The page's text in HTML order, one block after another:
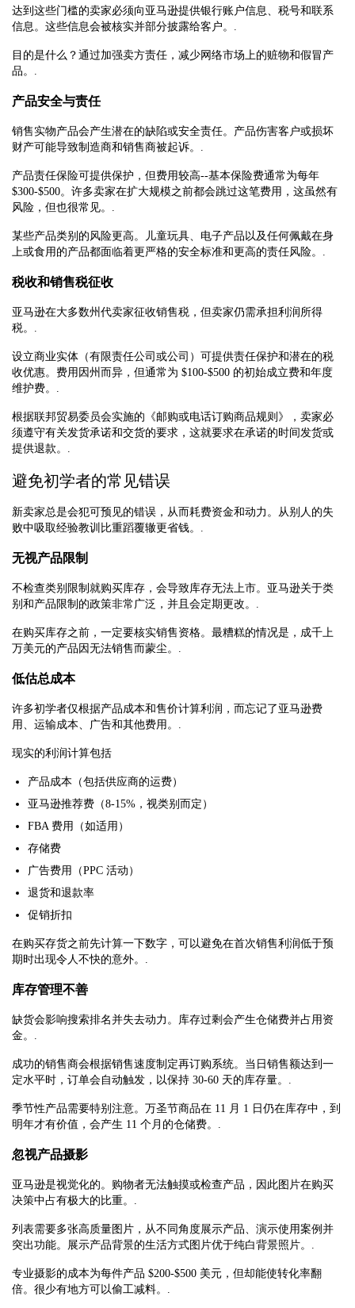
达到这些门槛的卖家必须向亚马逊提供银行账户信息、税号和联系
信息。这些信息会被核实并部分披露给客户。.
目的是什么？通过加强卖方责任，减少网络市场上的赃物和假冒产
品。.
产品安全与责任
销售实物产品会产生潜在的缺陷或安全责任。产品伤害客户或损坏
财产可能导致制造商和销售商被起诉。.
产品责任保险可提供保护，但费用较高--基本保险费通常为每年
$300-$500。许多卖家在扩大规模之前都会跳过这笔费用，这虽然有
风险，但也很常见。.
某些产品类别的风险更高。儿童玩具、电子产品以及任何佩戴在身
上或食用的产品都面临着更严格的安全标准和更高的责任风险。.
税收和销售税征收
亚马逊在大多数州代卖家征收销售税，但卖家仍需承担利润所得
税。.
设立商业实体（有限责任公司或公司）可提供责任保护和潜在的税
收优惠。费用因州而异，但通常为 $100-$500 的初始成立费和年度
维护费。.
根据联邦贸易委员会实施的《邮购或电话订购商品规则》，卖家必
须遵守有关发货承诺和交货的要求，这就要求在承诺的时间发货或
提供退款。.
避免初学者的常见错误
新卖家总是会犯可预见的错误，从而耗费资金和动力。从别人的失
败中吸取经验教训比重蹈覆辙更省钱。.
无视产品限制
不检查类别限制就购买库存，会导致库存无法上市。亚马逊关于类
别和产品限制的政策非常广泛，并且会定期更改。.
在购买库存之前，一定要核实销售资格。最糟糕的情况是，成千上
万美元的产品因无法销售而蒙尘。.
低估总成本
许多初学者仅根据产品成本和售价计算利润，而忘记了亚马逊费
用、运输成本、广告和其他费用。.
现实的利润计算包括
产品成本（包括供应商的运费）
亚马逊推荐费（8-15%，视类别而定）
FBA 费用（如适用）
存储费
广告费用（PPC 活动）
退货和退款率
促销折扣
在购买存货之前先计算一下数字，可以避免在首次销售利润低于预
期时出现令人不快的意外。.
库存管理不善
缺货会影响搜索排名并失去动力。库存过剩会产生仓储费并占用资
金。.
成功的销售商会根据销售速度制定再订购系统。当日销售额达到一
定水平时，订单会自动触发，以保持 30-60 天的库存量。.
季节性产品需要特别注意。万圣节商品在 11 月 1 日仍在库存中，到
明年才有价值，会产生 11 个月的仓储费。.
忽视产品摄影
亚马逊是视觉化的。购物者无法触摸或检查产品，因此图片在购买
决策中占有极大的比重。.
列表需要多张高质量图片，从不同角度展示产品、演示使用案例并
突出功能。展示产品背景的生活方式图片优于纯白背景照片。.
专业摄影的成本为每件产品 $200-$500 美元，但却能使转化率翻
倍。很少有地方可以偷工减料。.